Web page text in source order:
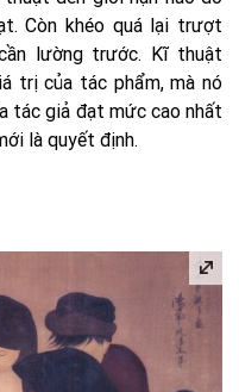
Còn khéo quá lại trượt
lường trước. Kĩ thuật
trị của tác phẩm, mà nó
tác giả đạt mức cao nhất
là quyết định.